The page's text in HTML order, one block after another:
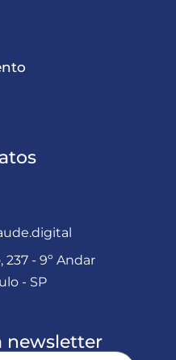
237 - 9º Andar
- SP
newsletter